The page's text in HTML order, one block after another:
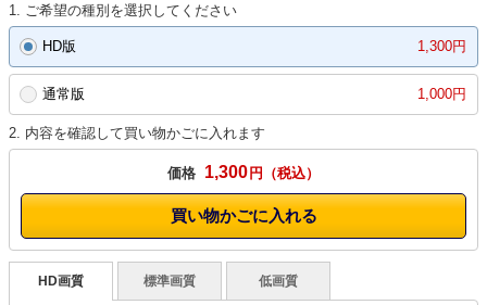
1. ご希望の種別を選択してください
HD版 1,300円
通常版 1,000円
2. 内容を確認して買い物かごに入れます
価格 1,300 円
買い物かごに入れる
HD画質 標準画質 低画質